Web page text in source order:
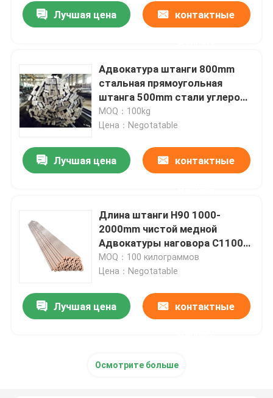
Лучшая цена контактные
Адвокатура штанги 800mm
стальная прямоугольная
штанга 500mm стали углерода
A36 стальная круглая
MOQ：100kg
Цена：Negotatable
Лучшая цена контактные
Длина штанги H90 1000-
2000mm чистой медной
Адвокатуры наговора C1100
горячекатаная
MOQ：100 килограммов
Цена：Negotatable
Лучшая цена контактные
Осмотрите больше